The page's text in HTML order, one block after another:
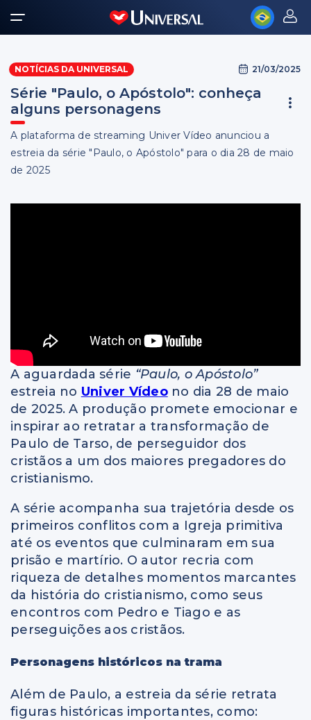
NOTÍCIAS DA UNIVERSAL 21/03/2025
Série "Paulo, o Apóstolo": conheça
alguns personagens
A plataforma de streaming Univer Vídeo anunciou a
estreia da série "Paulo, o Apóstolo" para o dia 28 de maio
de 2025
A aguardada série “Paulo, o Apóstolo”
estreia no Univer Vídeono dia 28 de maio
de 2025. A produção promete emocionar e
inspirar ao retratar a transformação de
Paulo de Tarso, de perseguidor dos
cristãos a um dos maiores pregadores do
cristianismo.
A série acompanha sua trajetória desde os
primeiros conflitos com a Igreja primitiva
até os eventos que culminaram em sua
prisão e martírio. O autor recria com
riqueza de detalhes momentos marcantes
da história do cristianismo, como seus
encontros com Pedro e Tiago e as
perseguições aos cristãos.
Personagens históricos na trama
Além de Paulo, a estreia da série retrata
figuras históricas importantes, como: